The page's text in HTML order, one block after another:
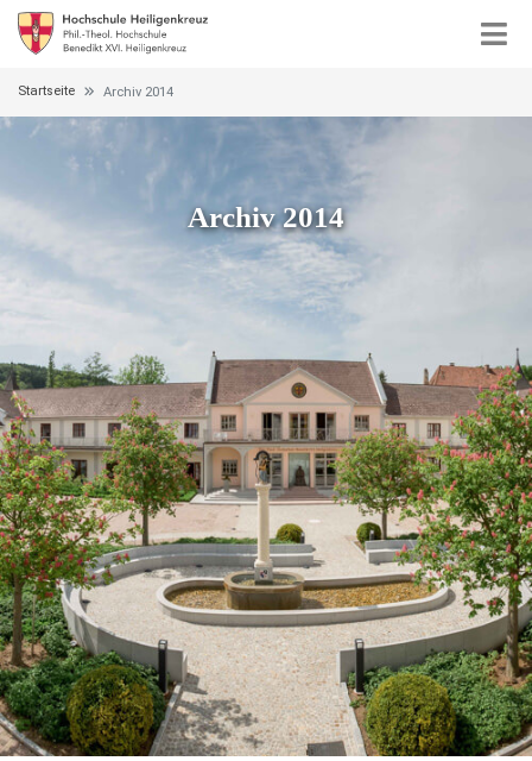
Startseite Archiv 2014
Archiv 2014